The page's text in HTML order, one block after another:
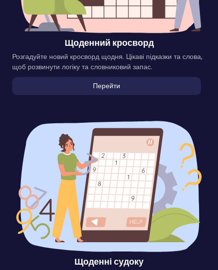
Щоденний кросворд
Розгадуйте новий кросворд щодня. Цікаві підказки та слова,
щоб розвинути логіку та словниковий запас.
Перейти
Щоденні судоку